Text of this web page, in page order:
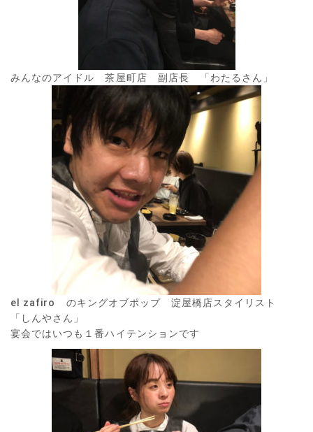
みんなのアイドル 茶屋町店 副店長 「わたるさん」
el zafiro のキングオブポップ 淀屋橋店スタイリスト
「しんやさん」
宴会ではいつも１番ハイテンションです